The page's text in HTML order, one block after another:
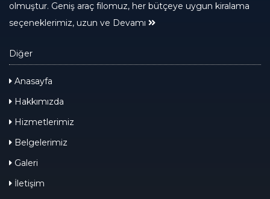
olmuştur. Geniş araç filomuz, her bütçeye uygun kiralama
seçeneklerimiz, uzun ve Devamı
Diğer
Anasayfa
Hakkımızda
Hizmetlerimiz
Belgelerimiz
Galeri
İletişim